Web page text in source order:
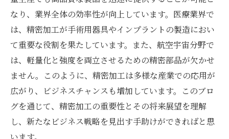
なり、業界全体の効率性が向上しています。医療業界で
は、精密加工が手術用器具やインプラントの製造におい
て重要な役割を果たしています。また、航空宇宙分野で
は、軽量化と強度を両立させるための精密部品が欠かせ
ません。このように、精密加工は多様な産業での応用が
広がり、ビジネスチャンスも増加しています。このブロ
グを通じて、精密加工の重要性とその将来展望を理解
し、新たなビジネス戦略を見出す手助けができればと思